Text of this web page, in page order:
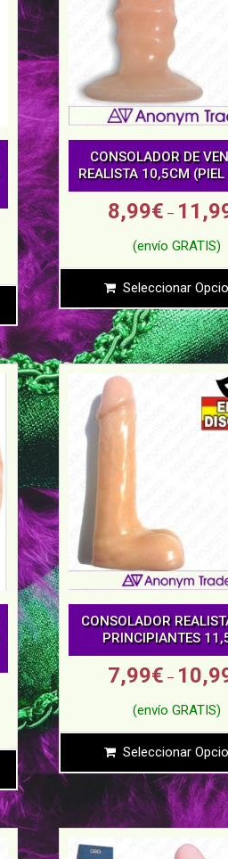
CONSOLADOR DE
REALISTA 10,5CM
8,99€ –
Seleccionar
CONSOLADOR
PRINCIPIANTES
7,99€ –
Seleccionar